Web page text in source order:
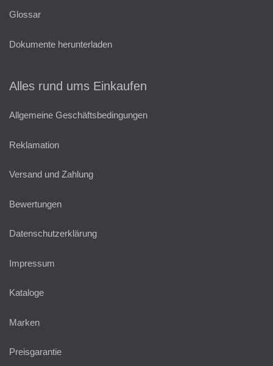
Glossar
Dokumente herunterladen
Alles rund ums Einkaufen
Allgemeine Geschäftsbedingungen
Reklamation
Versand und Zahlung
Bewertungen
Datenschutzerklärung
Impressum
Kataloge
Marken
Preisgarantie